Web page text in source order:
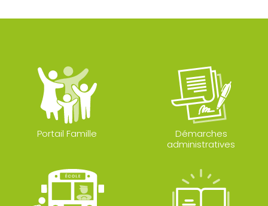
Portail Famille
Démarches
administratives